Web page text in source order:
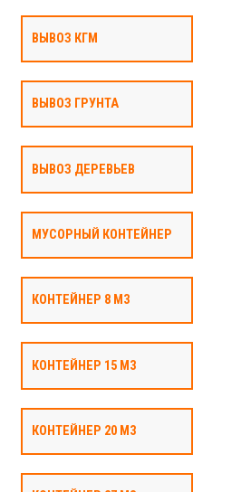
ВЫВОЗ КГМ
ВЫВОЗ ГРУНТА
ВЫВОЗ ДЕРЕВЬЕВ
МУСОРНЫЙ КОНТЕЙНЕР
КОНТЕЙНЕР 8 М3
КОНТЕЙНЕР 15 М3
КОНТЕЙНЕР 20 М3